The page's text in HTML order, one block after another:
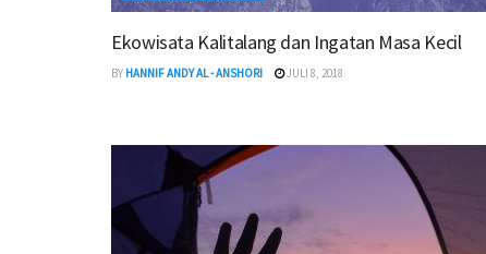
Ekowisata Kalitalang dan Ingatan Masa Kecil
BY HANNIF ANDY AL - ANSHORI JULI 8, 2018